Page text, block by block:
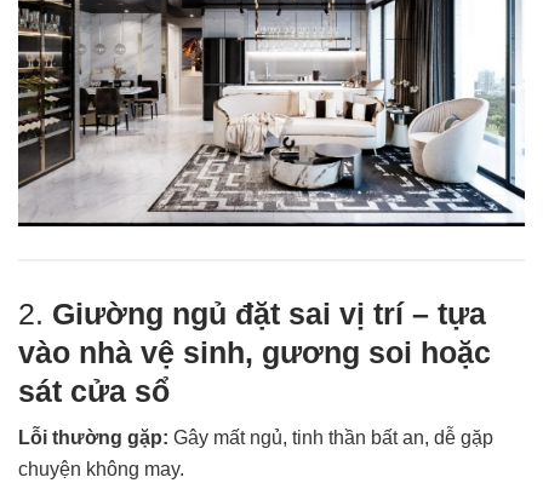
2. Giường ngủ đặt sai vị trí – tựa
vào nhà vệ sinh, gương soi hoặc
sát cửa sổ
Lỗi thường gặp: Gây mất ngủ, tinh thần bất an, dễ gặp
chuyện không may.